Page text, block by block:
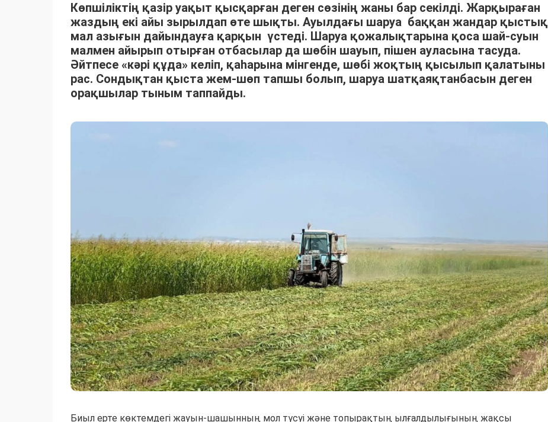
Көпшіліктің қазір уақыт қысқарған деген сөзінің жаны бар секілді. Жарқыраған
жаздың екі айы зырылдап өте шықты. Ауылдағы шаруа баққан жандар қыстық
мал азығын дайындауға қарқын үстеді. Шаруа қожалықтарына қоса шай-суын
малмен айырып отырған отбасылар да шөбін шауып, пішен ауласына тасуда.
Әйтпесе «кәрі құда» келіп, қаһарына мінгенде, шөбі жоқтың қысылып қалатыны
рас. Сондықтан қыста жем-шөп тапшы болып, шаруа шатқаяқтанбасын деген
орақшылар тыным таппайды.
Биыл ерте көктемдегі жауын-шашынның мол түсуі және топырақтың ылғалдылығының жақсы